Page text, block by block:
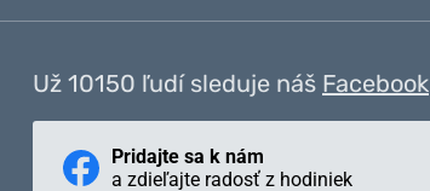
Už 10150 ľudí sleduje náš Facebook
Pridajte sa k nám
a zdieľajte radosť z hodiniek